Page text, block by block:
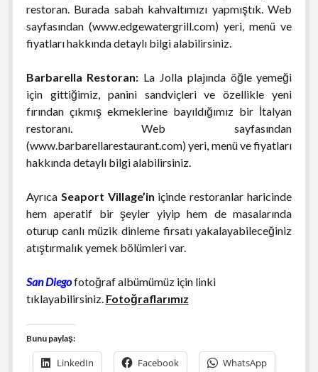
restoran. Burada sabah kahvaltımızı yapmıştık. Web
sayfasından (www.edgewatergrill.com) yeri, menü ve
fiyatları hakkında detaylı bilgi alabilirsiniz.
Barbarella Restoran: La Jolla plajında öğle yemeği
için gittiğimiz, panini sandviçleri ve özellikle yeni
fırından çıkmış ekmeklerine bayıldığımız bir İtalyan
restoranı. Web sayfasından
(www.barbarellarestaurant.com) yeri, menü ve fiyatları
hakkında detaylı bilgi alabilirsiniz.
Ayrıca Seaport Village’in içinde restoranlar haricinde
hem aperatif bir şeyler yiyip hem de masalarında
oturup canlı müzik dinleme firsatı yakalayabileceğiniz
atıştırmalık yemek bölümleri var.
San Diegofotoğraf albümümüz için linki
tıklayabilirsiniz. Fotoğraflarımız
Bunu paylaş:
LinkedIn Facebook WhatsApp